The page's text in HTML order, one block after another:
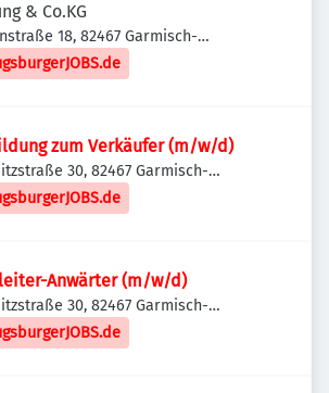
& Co.KG
18, 82467 Garmisch-
Deutschland
zum Verkäufer (m/w/d)
30, 82467 Garmisch-
Deutschland
Anwärter (m/w/d)
30, 82467 Garmisch-
Deutschland